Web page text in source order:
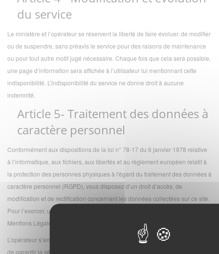
du service
Le ministère et l’opérateur se réservent la liberté de faire évoluer, de modifier
ou de suspendre, sans préavis le service pour des raisons de maintenance
ou pour tout autre motif jugé nécessaire. Chaque fois que cela sera possible,
une page d’information sera affichée à l’utilisateur lui mentionnant cette
indisponibilité. L’indisponibilité du service ne donne droit à aucune
indemnité.
Article 5- Traitement des données à
caractère personnel
Conformément aux dispositions de la loi n° 78-17 du 6 janvier 1978 relative
à l’informatique, aux fichiers, aux libertés et au règlement européen relatif à
la protection des personnes physiques à l'égard du traitement des données à
caractère personnel (RGPD), vous disposez d’un droit d’accès, de
modification et de rectification concernant les données collectées sur ce site.
Pour l’exercer, utilisez les coordonnées mentionnées dans la rubrique
Mentions Légales.
L’opérateur s’engage à prendre toutes les mesures nécessaires permettant
de garantir la sécurité et la confidentialité des informations fournies par